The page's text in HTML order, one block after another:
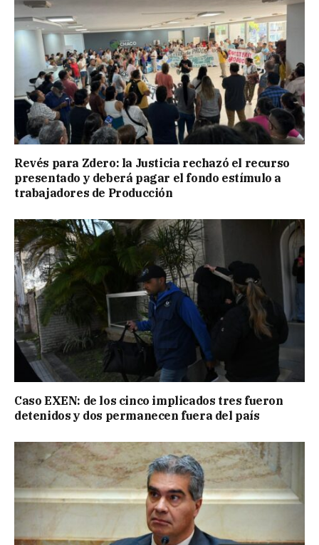
Revés para Zdero: la Justicia rechazó el recurso
presentado y deberá pagar el fondo estímulo a
trabajadores de Producción
Caso EXEN: de los cinco implicados tres fueron
detenidos y dos permanecen fuera del país